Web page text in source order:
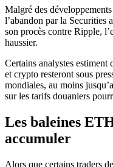
Malgré des
l’abandon par la Securities
son procès contre Ripple,
haussier.
Certains analystes estiment
et crypto resteront sous
mondiales, au moins
sur les tarifs douaniers
Les baleines
accumuler
Alors que certains traders